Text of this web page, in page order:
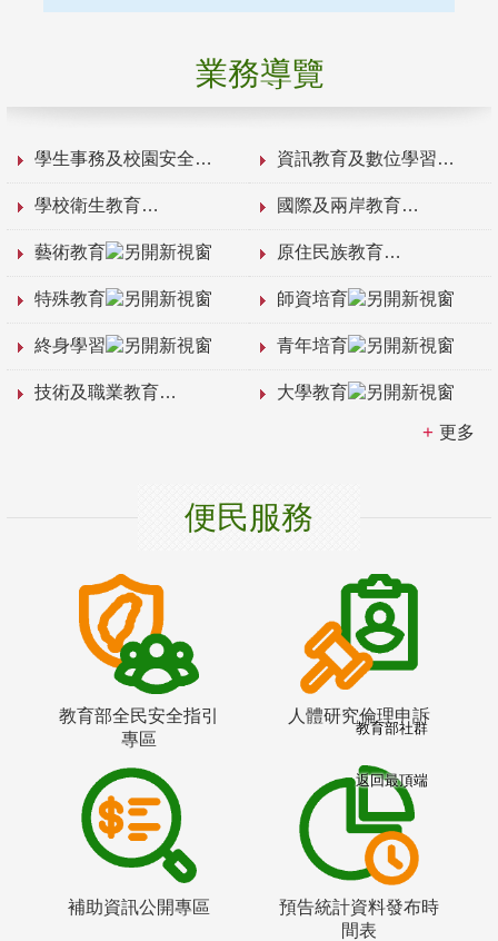
業務導覽
學生事務及校園安全 資訊教育及數位學習
學校衛生教育 國際及兩岸教育
藝術教育 原住民族教育
特殊教育 師資培育
終身學習 青年培育
技術及職業教育 大學教育
更多
便民服務
教育部全民安全指引
專區
人體研究倫理申訴
補助資訊公開專區
預告統計資料發布時
間表
教育部社群
返回最頂端